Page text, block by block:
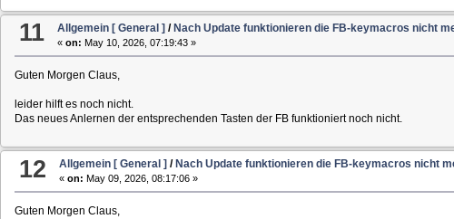
11 Allgemein [ General ] /Nach Update funktionieren die FB-keymacros nicht
«on: May 10, 2026, 07:19:43 »
Guten Morgen Claus,
leider hilft es noch nicht.
Das neues Anlernen der entsprechenden Tasten der FB funktioniert noch nicht.
12 Allgemein [ General ] / Nach Update funktionieren die FB-keymacros nicht
«on: May 09, 2026, 08:17:06 »
Guten Morgen Claus,